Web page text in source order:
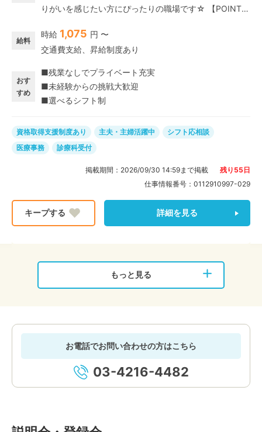
りがいを感じたい方にぴったりの職場です☆ 【POINT】
業種からの転職を応援】 医療事務は「専門的で難しそ
う」という印象をお持ちの方も、ご安心ください。ソラ
います! 専門知識も大切ですが、それ以上に患者様に寄り
添う「接客経験」や「人当たりの良さ」が、何よりの武
器になります。
給料
時給 1,075 円 〜
交通費支給、昇給制度あり
おす
すめ
■残業なしでプライベート充実
■未経験からの挑戦大歓迎
■選べるシフト制
資格取得支援制度あり 主夫・主婦活躍中
シフト応相談
医療事務
診療科受付
掲載期間： 2026/09/30 14:59まで掲載 残り 55 日
仕事情報番号： 0112910997-029
詳細を見る
もっと見る
お電話でお問い合わせの方はこちら
03-4216-4482